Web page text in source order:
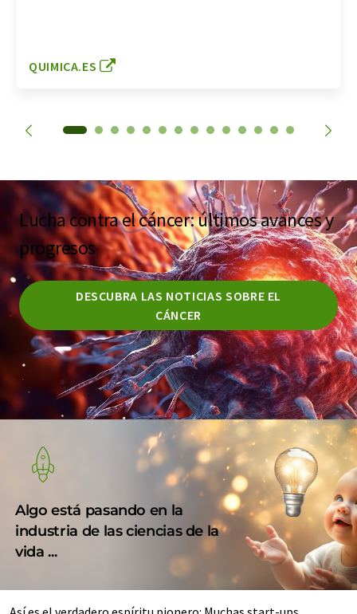
QUIMICA.ES
Lucha contra el cáncer: últimos avances y
progresos
DESCUBRA LAS NOTICIAS SOBRE EL
CÁNCER
Algo está pasando en la
industria de las ciencias de la
vida ...